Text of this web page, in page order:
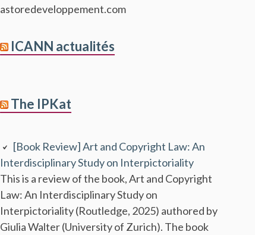
astoredeveloppement.com
ICANN actualités
The IPKat
[Book Review] Art and Copyright Law: An
Interdisciplinary Study on Interpictoriality
This is a review of the book, Art and Copyright
Law: An Interdisciplinary Study on
Interpictoriality (Routledge, 2025) authored by
Giulia Walter (University of Zurich). The book